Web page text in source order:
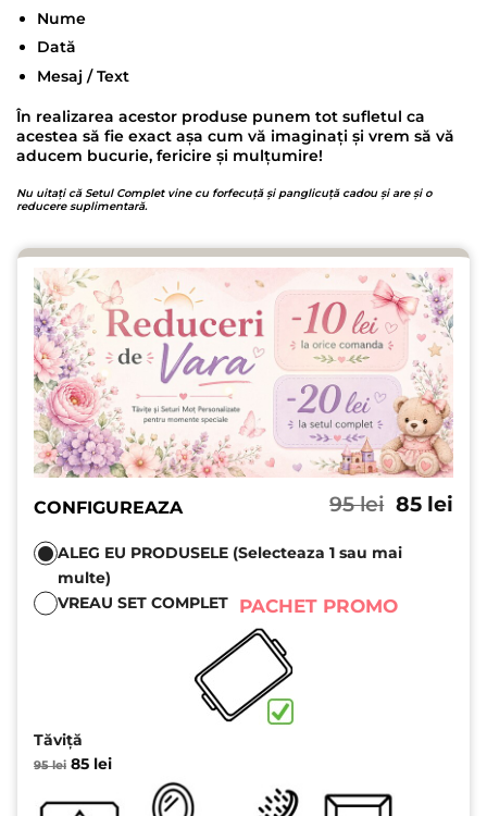
Nume
Dată
Mesaj / Text
În realizarea acestor produse punem tot sufletul ca
acestea să fie exact așa cum vă imaginați și vrem să vă
aducem bucurie, fericire și mulțumire!
Nu uitați că Setul Complet vine cu forfecuță și panglicuță cadou și are și o
reducere suplimentară.
CONFIGUREAZA 95lei Prețul
a
fost:
85 lei
ALEG EU PRODUSELE (Selecteaza 1 sau mai
multe)
VREAU SET COMPLET
PACHET PROMO
Tăviță
95lei Prețul
fost:
85 leiPrețul
85 lei.